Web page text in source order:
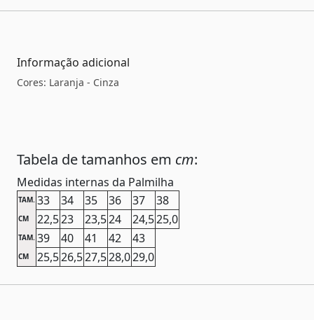
Informação adicional
Cores: Laranja - Cinza
Tabela de tamanhos em cm:
Medidas internas da Palmilha
TAM. 33 34 35 36 37 38
CM 22,523 23,524 24,525,0
TAM. 39 40 41 42 43
CM 25,526,527,528,029,0